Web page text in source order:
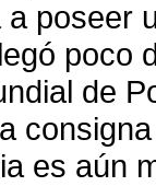
a poseer
poco
de
es aún